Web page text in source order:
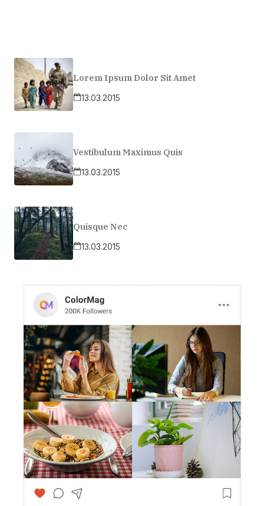
Lorem Ipsum Dolor Sit Amet
13.03.2015
Vestibulum Maximus Quis
13.03.2015
Quisque Nec
13.03.2015